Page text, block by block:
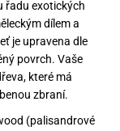
řadu exotických
dílem a
je upravena dle
povrch. Vaše
které má
zbraní.
(palisandrové